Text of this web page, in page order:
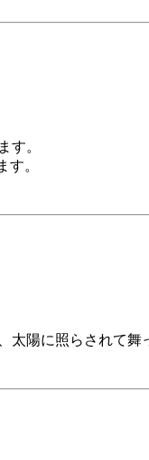
す。
す。
太陽に照らされて舞